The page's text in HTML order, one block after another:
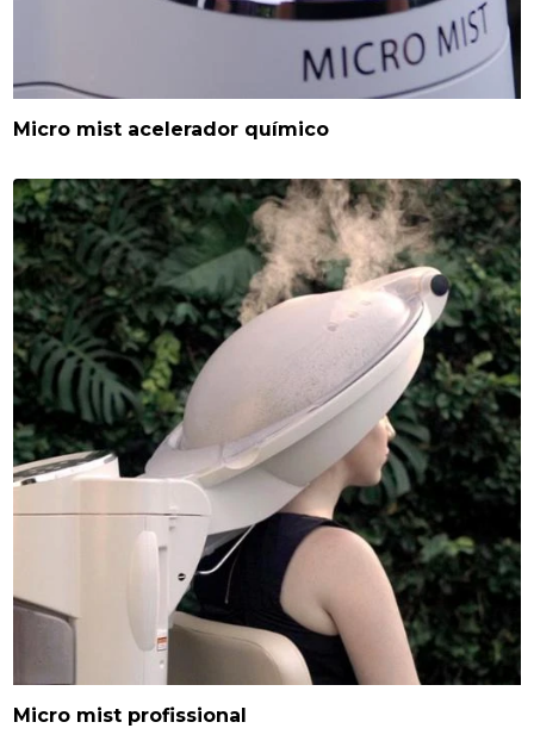
Micro mist acelerador químico
Micro mist profissional